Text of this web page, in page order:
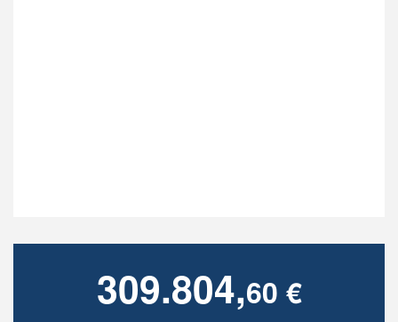
309.804,60 €